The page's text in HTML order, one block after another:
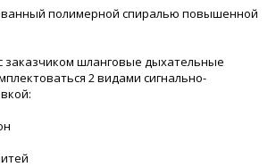
полимерной спиралью повышенной
заказчиком шланговые дыхательные
2 видами сигнально-